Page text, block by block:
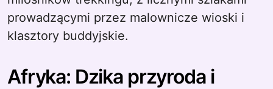
prowadzącymi przez malownicze wioski i
klasztory buddyjskie.
Afryka: Dzika przyroda i